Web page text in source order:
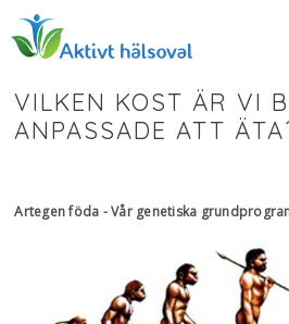
VILKEN KOST ÄR VI
ANPASSADE ATT
Artegen föda - Vår genetiska